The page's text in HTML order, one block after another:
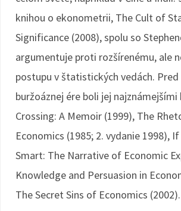
knihou o ekonometrii, The Cult of
Significance (2008), spolu so
argumentuje proti rozšírenému, ale
postupu v štatistických vedách.
buržoáznej ére boli jej najznámejšími
Crossing: A Memoir (1999), The
Economics (1985; 2. vydanie 1998), If
Smart: The Narrative of Economic
Knowledge and Persuasion in
The Secret Sins of Economics (2002).